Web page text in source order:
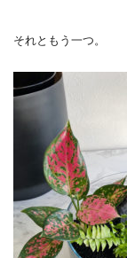
それともう一つ。